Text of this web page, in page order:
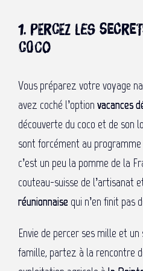
1. Percez les
coco
Vous préparez votre voyage
avez coché l’option vacances
découverte du coco et de son
sont forcément au
c’est un peu la pomme de la
couteau-suisse de l’artisanat
réunionnaise qui n’en finit pas
Envie de percer ses mille et
famille, partez à la rencontre